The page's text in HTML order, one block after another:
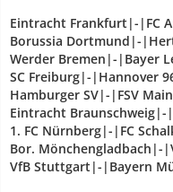
Eintracht Frankfurt|-|FC
Borussia Dortmund|-
Werder Bremen|-|Bayer
SC Freiburg|-|Hannover
Hamburger SV|-|FSV
Eintracht
1. FC Nürnberg|-|FC
Bor. Mönchengladbach|-
VfB Stuttgart|-|Bayern